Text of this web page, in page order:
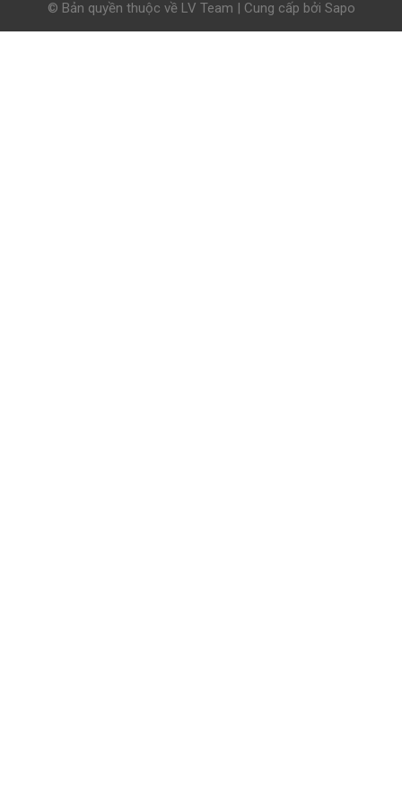
© Bản quyền thuộc về LV Team | Cung cấp bởi Sapo